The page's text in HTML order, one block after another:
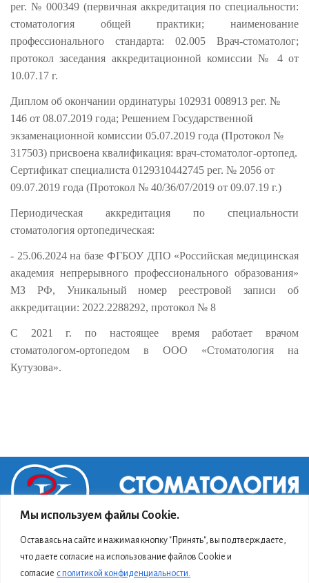
Мы используем файлы Cookie.
Оставаясь на сайте и нажимая кнопку "Принять", вы подтверждаете,
что даете согласие на использование файлов Cookie и
согласие с политикой конфиденциальности.
рег. № 000349 (первичная аккредитация по специальности:
стоматология общей практики; наименование
профессионального стандарта: 02.005 Врач-стоматолог;
протокол заседания аккредитационной комиссии № 4 от
10.07.17 г.
Диплом об окончании ординатуры 102931 008913 рег. №
146 от 08.07.2019 года; Решением Государственной
экзаменационной комиссии 05.07.2019 года (Протокол №
317503) присвоена квалификация: врач-стоматолог-ортопед.
Сертификат специалиста 0129310442745 рег. № 2056 от
09.07.2019 года (Протокол № 40/36/07/2019 от 09.07.19 г.)
Периодическая аккредитация по специальности
стоматология ортопедическая:
- 25.06.2024 на базе ФГБОУ ДПО «Российская медицинская
академия непрерывного профессионального образования»
МЗ РФ, Уникальный номер реестровой записи об
аккредитации: 2022.2288292, протокол № 8
С 2021 г. по настоящее время работает врачом
стоматологом-ортопедом в ООО «Стоматология на
Кутузова».
ООО "Стоматология на Кутузова"